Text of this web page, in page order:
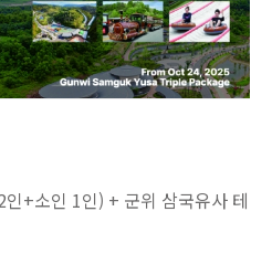
+소인 1인) + 군위 삼국유사 테